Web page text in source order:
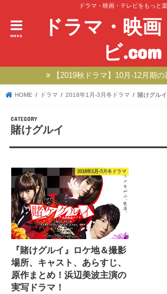
ドラマ・映画・テレビをもっと楽
ドラマ・映
ビ.com
menu
【2019秋ドラマ】10月-12月期
HOME ドラマ 2018年1月-3月冬ドラマ 賭けグルイ
賭けグルイ
2018年1月-3月冬ドラマ
『賭けグルイ』ロケ地＆撮影
場所、キャスト、あらすじ、
原作まとめ！浜辺美波主演の
実写ドラマ！